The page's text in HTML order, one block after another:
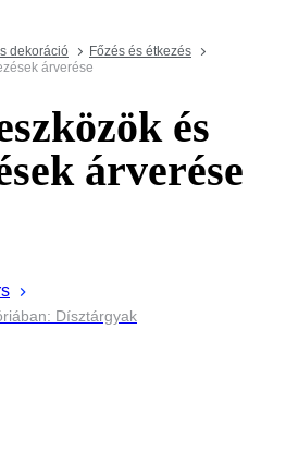
dekoráció
Főzés és étkezés
árverése
és
árverése
Dísztárgyak